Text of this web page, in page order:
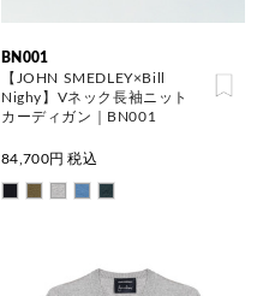
BN001
【JOHN SMEDLEY×Bill
Nighy】Vネック長袖ニット
カーディガン｜BN001
84,700円 税込